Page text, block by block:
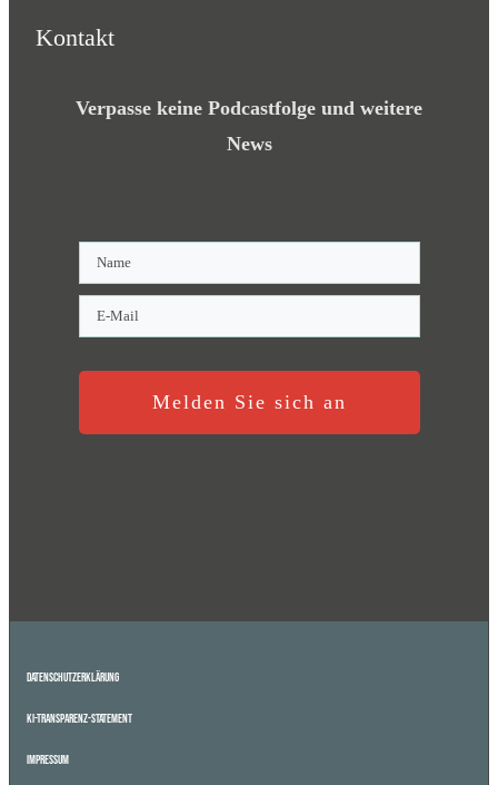
Kontakt
Verpasse keine Podcastfolge und weitere
News
Melden Sie sich an
Datenschutzerklärung
KI-Transparenz-Statement
Impressum